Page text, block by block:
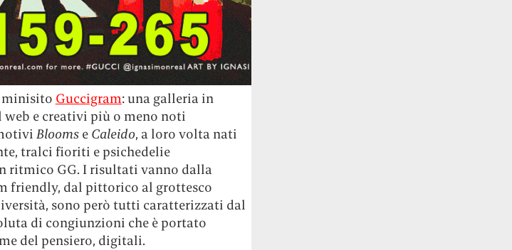
minisito Guccigram: una galleria in
e creativi più o meno noti
Bloomse Caleido, a loro volta nati
tralci fioriti e psichedelie
ritmico GG. I risultati vanno dalla
friendly, dal pittorico al grottesco
sono però tutti caratterizzati dal
di congiunzioni che è portato
del pensiero, digitali.